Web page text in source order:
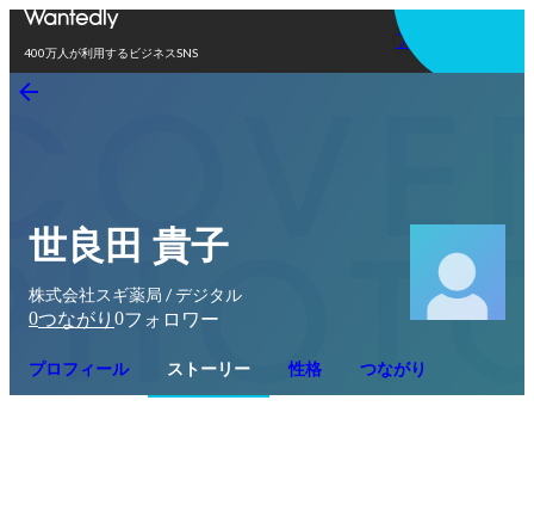
400万人が利用するビジネスSNS
アプリを使う
世良田 貴子
株式会社スギ薬局 / デジタル
0つながり 0フォロワー
プロフィール ストーリー 性格 つながり